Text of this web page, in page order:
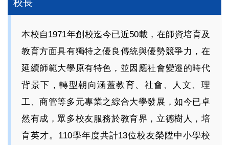
校長
本校自1971年創校迄今已近50載，在師資培育及
教育方面具有獨特之優良傳統與優勢競爭力，在
延續師範大學原有特色，並因應社會變遷的時代
背景下，轉型朝向涵蓋教育、社會、人文、理
工、商管等多元專業之綜合大學發展，如今已卓
然有成，眾多校友服務於教育界，立德樹人，培
育英才。110學年度共計13位校友榮陞中小學校